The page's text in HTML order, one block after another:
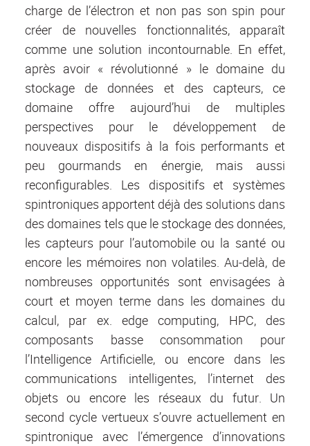
charge de l’électron et non pas son spin pour
créer de nouvelles fonctionnalités, apparaît
comme une solution incontournable. En effet,
après avoir « révolutionné » le domaine du
stockage de données et des capteurs, ce
domaine offre aujourd’hui de multiples
perspectives pour le développement de
nouveaux dispositifs à la fois performants et
peu gourmands en énergie, mais aussi
reconfigurables. Les dispositifs et systèmes
spintroniques apportent déjà des solutions dans
des domaines tels que le stockage des données,
les capteurs pour l’automobile ou la santé ou
encore les mémoires non volatiles. Au-delà, de
nombreuses opportunités sont envisagées à
court et moyen terme dans les domaines du
calcul, par ex. edge computing, HPC, des
composants basse consommation pour
l’Intelligence Artificielle, ou encore dans les
communications intelligentes, l’internet des
objets ou encore les réseaux du futur. Un
second cycle vertueux s’ouvre actuellement en
spintronique avec l’émergence d’innovations